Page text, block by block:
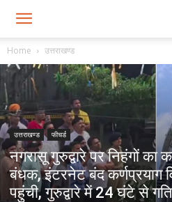
Home उत्तराखण्ड
उत्तराखण्ड फीचर्ड
नगरासू गुरुद्वारे पर निहंगों का
बंधक, इंटरनेट बंद कर्णप्रयाग
पहुंची, गुरुद्वारे में 24 घंटे से